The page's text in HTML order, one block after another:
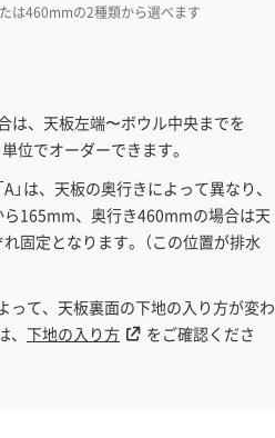
は460mmの2種類から選べます
は、天板左端〜ボウル中央までを
位でオーダーできます。
」は、天板の奥行きによって異なり、
165mm、奥行き460mmの場合は天
固定となります。（この位置が排水
って、天板裏面の下地の入り方が変わ
下地の入り方
をご確認くださ